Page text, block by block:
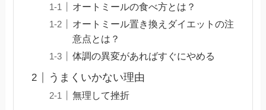
オートミールの食べ方とは？
オートミール置き換えダイエットの注
意点とは？
体調の異変があればすぐにやめる
うまくいかない理由
無理して挫折